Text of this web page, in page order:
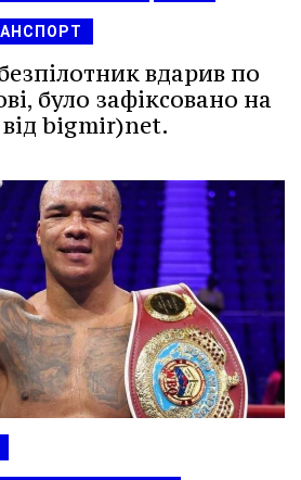
вдарив по
було зафіксовано на
bigmir)net.